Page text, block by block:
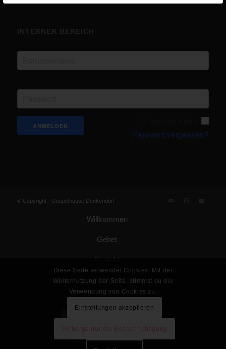
Passwort vergessen?
© Copyright - Gospelhouse Denkendorf
Willkommen
Gebet
Kontakt
Datenschutzerklärung
Impressum
Gemeinde Gottes KdöR
Das monatliche Gebet
Diese Seite verwendet Cookies. Mit der
Weiternutzung der Seite, stimmst du die
Verwendung von Cookies zu.
Einstellungen akzeptieren
Verberge nur die Benachrichtigung